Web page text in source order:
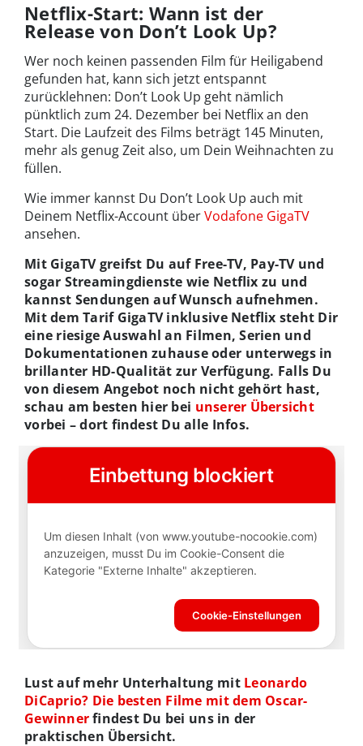
Netflix-Start: Wann ist der
Release von Don’t Look Up?
Wer noch keinen passenden Film für Heiligabend
gefunden hat, kann sich jetzt entspannt
zurücklehnen: Don’t Look Up geht nämlich
pünktlich zum 24. Dezember bei Netflix an den
Start. Die Laufzeit des Films beträgt 145 Minuten,
mehr als genug Zeit also, um Dein Weihnachten zu
füllen.
Wie immer kannst Du Don’t Look Up auch mit
Deinem Netflix-Account überVodafone GigaTV
ansehen.
Mit GigaTV greifst Du auf Free-TV, Pay-TV und
sogar Streamingdienste wie Netflix zu und
kannst Sendungen auf Wunsch aufnehmen.
Mit dem Tarif GigaTV inklusive Netflix steht Dir
eine riesige Auswahl an Filmen, Serien und
Dokumentationen zuhause oder unterwegs in
brillanter HD-Qualität zur Verfügung. Falls Du
von diesem Angebot noch nicht gehört hast,
schau am besten hier bei unserer Übersicht
vorbei – dort findest Du alle Infos.
Lust auf mehr Unterhaltung mitLeonardo
DiCaprio? Die besten Filme mit dem Oscar-
Gewinnerfindest Du bei uns in der
praktischen Übersicht.